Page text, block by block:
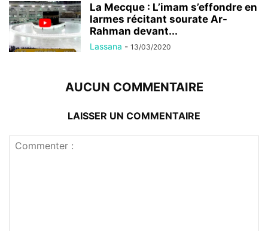
La Mecque : L’imam s’effondre en
larmes récitant sourate Ar-
Rahman devant...
Lassana - 13/03/2020
AUCUN COMMENTAIRE
LAISSER UN COMMENTAIRE